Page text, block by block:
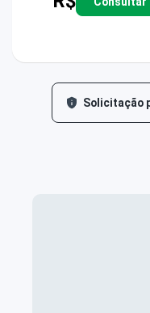
Solicitação